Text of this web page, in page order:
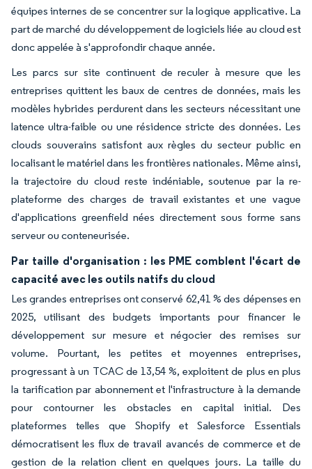
équipes internes de se concentrer sur la logique applicative. La
part de marché du développement de logiciels liée au cloud est
donc appelée à s'approfondir chaque année.
Les parcs sur site continuent de reculer à mesure que les
entreprises quittent les baux de centres de données, mais les
modèles hybrides perdurent dans les secteurs nécessitant une
latence ultra-faible ou une résidence stricte des données. Les
clouds souverains satisfont aux règles du secteur public en
localisant le matériel dans les frontières nationales. Même ainsi,
la trajectoire du cloud reste indéniable, soutenue par la re-
plateforme des charges de travail existantes et une vague
d'applications greenfield nées directement sous forme sans
serveur ou conteneurisée.
Par taille d'organisation : les PME comblent l'écart de
capacité avec les outils natifs du cloud
Les grandes entreprises ont conservé 62,41 % des dépenses en
2025, utilisant des budgets importants pour financer le
développement sur mesure et négocier des remises sur
volume. Pourtant, les petites et moyennes entreprises,
progressant à un TCAC de 13,54 %, exploitent de plus en plus
la tarification par abonnement et l'infrastructure à la demande
pour contourner les obstacles en capital initial. Des
plateformes telles que Shopify et Salesforce Essentials
démocratisent les flux de travail avancés de commerce et de
gestion de la relation client en quelques jours. La taille du